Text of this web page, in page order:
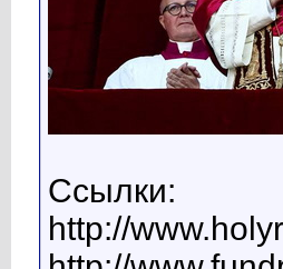
Ссылки:
http://